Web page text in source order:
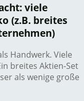
viele
(z.B. breites
Handwerk. Viele
breites Aktien-Set
als wenige große